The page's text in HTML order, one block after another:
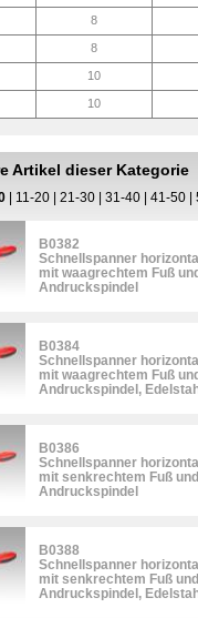
8
8
10
10
Artikel dieser Kategorie
11-20 21-30 31-40 41-50
B0382
Schnellspanner
mit waagrechtem Fuß
Andruckspindel
B0384
Schnellspanner
mit waagrechtem Fuß
Andruckspindel,
B0386
Schnellspanner
mit senkrechtem Fuß
Andruckspindel
B0388
Schnellspanner
mit senkrechtem Fuß
Andruckspindel,